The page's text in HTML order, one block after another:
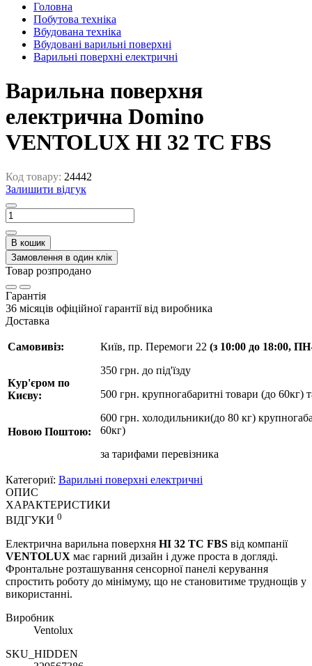
Головна
Побутова техніка
Вбудована техніка
Вбудовані варильні поверхні
Варильні поверхні електричні
Варильна поверхня
електрична Domino
VENTOLUX HI 32 TC FBS
Код товару: 24442
Залишити відгук
В кошик
Замовлення в один клік
Товар розпродано
Гарантія
36 місяців офіційної гарантії від виробника
Доставка
Самовивіз:
Кур'єром по
Києву:
Новою Поштою:
Київ, пр. Перемоги 22 (з 10:00 до 18:00,
350 грн. до під'їзду
500 грн. крупногабаритні товари (до 60кг)
600 грн. холодильники(до 80 кг)
60кг)
за тарифами перевізника
Категориї: Варильні поверхні електричні
ОПИС
ХАРАКТЕРИСТИКИ
ВІДГУКИ 0
Електрична варильна поверхня HI 32 TC FBS від компанії
VENTOLUX має гарний дизайн і дуже проста в догляді.
Фронтальне розташування сенсорної панелі керування
спростить роботу до мінімуму, що не становитиме труднощів у
використанні.
Виробник
Ventolux
SKU_HIDDEN